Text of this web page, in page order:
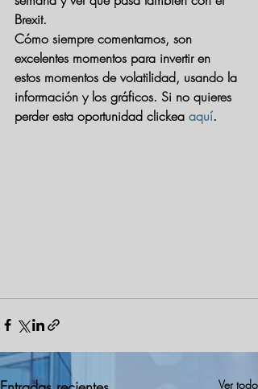
Brexit.
Cómo siempre comentamos, son
excelentes momentos para invertir en
estos momentos de volatilidad, usando la
información y los gráficos. Si no quieres
perder esta oportunidad clickea aquí.
Ver todo